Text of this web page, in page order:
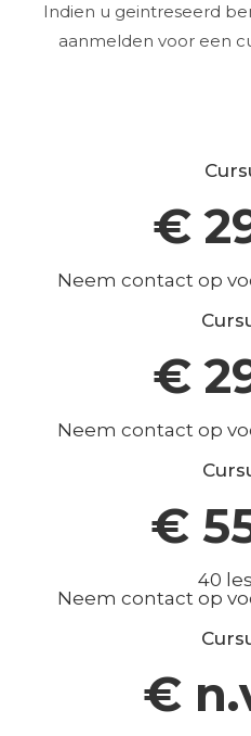
Indien u geintreseerd
aanmelden voor een
€
Neem contact op
€
Neem contact op
€
40
Neem contact op
€